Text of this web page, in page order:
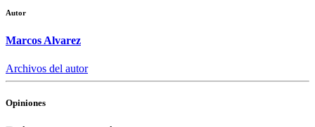
Autor
Marcos Alvarez
Archivos del autor
Opiniones